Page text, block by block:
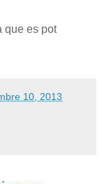
que es pot
10, 2013